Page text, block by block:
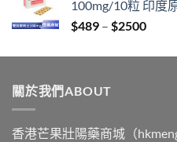
$2199
100mg/10粒 印度
$489 – $2500Price
$489
關於我們ABOUT
香港芒果壯陽藥商城（